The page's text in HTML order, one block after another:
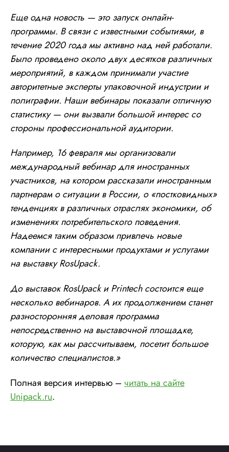
Еще одна новость — это запуск онлайн-
программы. В связи с известными событиями, в
течение 2020 года мы активно над ней работали.
Было проведено около двух десятков различных
мероприятий, в каждом принимали участие
авторитетные эксперты упаковочной индустрии и
полиграфии. Наши вебинары показали отличную
статистику — они вызвали большой интерес со
стороны профессиональной аудитории.
Например, 16 февраля мы организовали
международный вебинар для иностранных
участников, на котором рассказали иностранным
партнерам о ситуации в России, о «постковидных»
тенденциях в различных отраслях экономики, об
изменениях потребительского поведения.
Надеемся таким образом привлечь новые
компании с интересными продуктами и услугами
на выставку RosUpack.
До выставок RosUpack и Printech состоится еще
несколько вебинаров. А их продолжением станет
разносторонняя деловая программа
непосредственно на выставочной площадке,
которую, как мы рассчитываем, посетит большое
количество специалистов.»
Полная версия интервью – читать на сайте
Unipack.ru.